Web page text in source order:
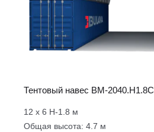
Тентовый навес ВM-2040.Н1.8С
12 х 6 Н-1.8 м
Общая высота: 4.7 м